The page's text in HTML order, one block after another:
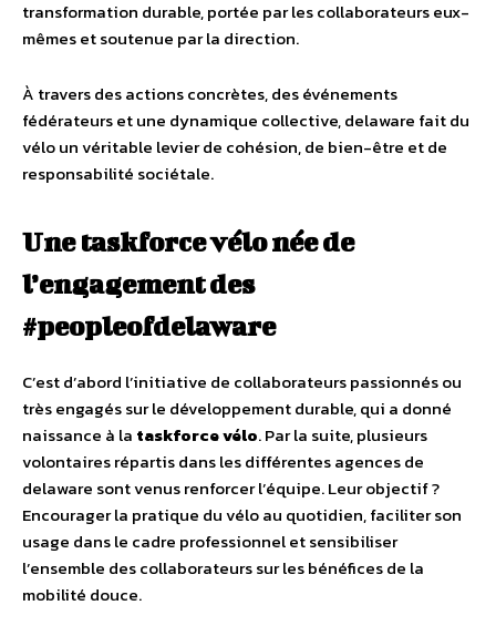
transformation durable, portée par les collaborateurs eux-
mêmes et soutenue par la direction.
À travers des actions concrètes, des événements
fédérateurs et une dynamique collective, delaware fait du
vélo un véritable levier de cohésion, de bien-être et de
responsabilité sociétale.
Une taskforce vélo née de
l’engagement des
#peopleofdelaware
C’est d’abord l’initiative de collaborateurs passionnés ou
très engagés sur le développement durable, qui a donné
naissance à la taskforce vélo. Par la suite, plusieurs
volontaires répartis dans les différentes agences de
delaware sont venus renforcer l’équipe. Leur objectif ?
Encourager la pratique du vélo au quotidien, faciliter son
usage dans le cadre professionnel et sensibiliser
l’ensemble des collaborateurs sur les bénéfices de la
mobilité douce.